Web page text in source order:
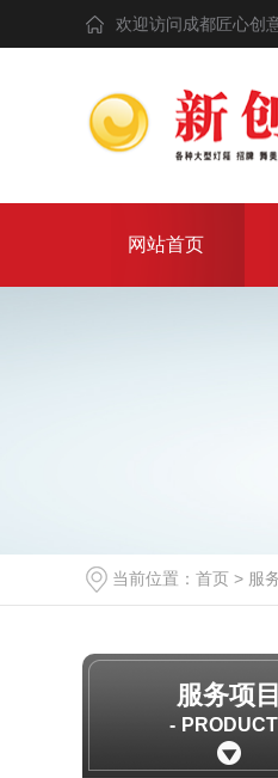
欢迎访问成都匠心创
网站首页
当前位置： 首页 > 服
服务项目
PRODUCT